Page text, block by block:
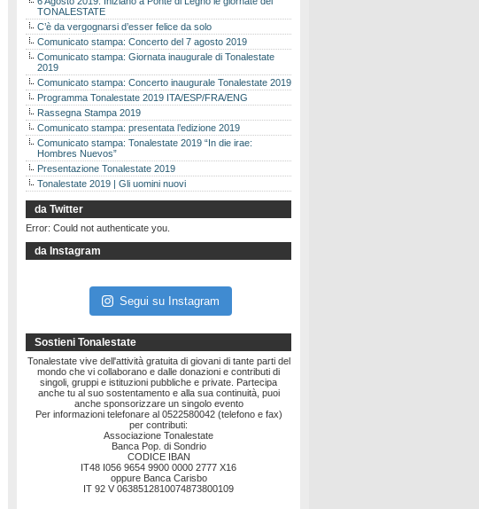
TONALESTATE
C’è da vergognarsi d’esser felice da solo
Comunicato stampa: Concerto del 7 agosto 2019
Comunicato stampa: Giornata inaugurale di Tonalestate
2019
Comunicato stampa: Concerto inaugurale Tonalestate 2019
Programma Tonalestate 2019 ITA/ESP/FRA/ENG
Rassegna Stampa 2019
Comunicato stampa: presentata l’edizione 2019
Comunicato stampa: Tonalestate 2019 “In die irae:
Hombres Nuevos”
Presentazione Tonalestate 2019
Tonalestate 2019 | Gli uomini nuovi
da Twitter
Error: Could not authenticate you.
da Instagram
Segui su Instagram
Sostieni Tonalestate
Tonalestate vive dell'attività gratuita di giovani di tante parti del
mondo che vi collaborano e dalle donazioni e contributi di
singoli, gruppi e istituzioni pubbliche e private. Partecipa
anche tu al suo sostentamento e alla sua continuità, puoi
anche sponsorizzare un singolo evento
Per informazioni telefonare al 0522580042 (telefono e fax)
per contributi:
Associazione Tonalestate
Banca Pop. di Sondrio
CODICE IBAN
IT48 I056 9654 9900 0000 2777 X16
oppure Banca Carisbo
IT 92 V 0638512810074873800109